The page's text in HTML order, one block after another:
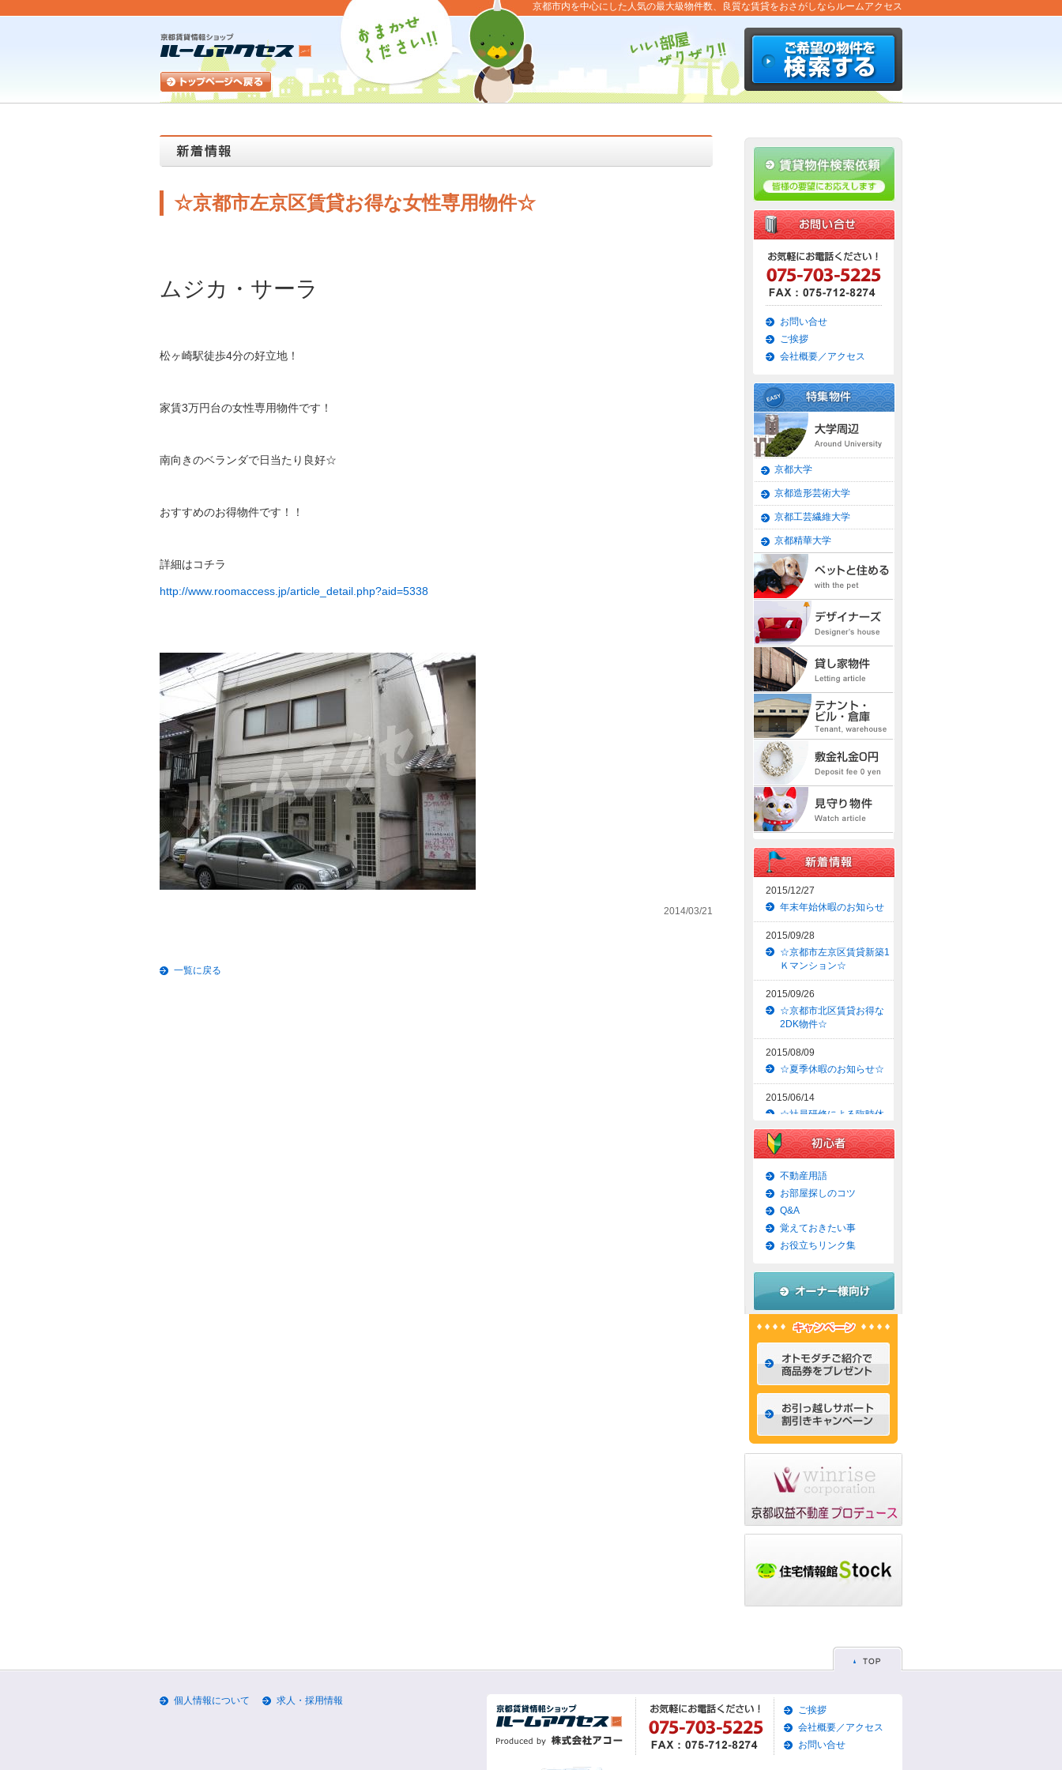
京都市内を中心にした人気の最大級物件数、良質な賃貸をおさがしならルームアクセス
☆京都市左京区賃貸お得な女性専用物件☆
ムジカ・サーラ
松ヶ崎駅徒歩4分の好立地！
家賃3万円台の女性専用物件です！
南向きのベランダで日当たり良好☆
おすすめのお得物件です！！
詳細はコチラ
http://www.roomaccess.jp/article_detail.php?aid=5338
2014/03/21
一覧に戻る
お問い合せ
ご挨拶
会社概要／アクセス
京都大学
京都造形芸術大学
京都工芸繊維大学
京都精華大学
2015/12/27
年末年始休暇のお知らせ
2015/09/28
☆京都市左京区賃貸新築1
Ｋマンション☆
2015/09/26
☆京都市北区賃貸お得な
2DK物件☆
2015/08/09
☆夏季休暇のお知らせ☆
2015/06/14
☆社員研修による臨時休
業のお知らせ☆
2015/06/09
☆京都市上京区賃貸お得
な1ＬＤＫマンション☆
2015/06/07
☆京都市左京区賃貸お得
な1Ｋマンション☆
2015/06/02
☆京都市左京区賃貸お得
2015/05/31
な1ＬＤＫマンション☆
☆京都市左京区賃貸おし
ゃれなデザイナーズマン
ション☆
☆京都市左京区賃貸お得
な1ＬＤＫ物件☆
2015/05/28
☆京都市東山区賃貸お得
2015/05/26
な1Ｋマンション☆
物件☆
2015/05/19
☆京都市左京区賃貸築浅1
Ｋマンション☆
2015/05/17
不動産用語
お部屋探しのコツ
Q&A
覚えておきたい事
お役立ちリンク集
個人情報について
求人・採用情報
ご挨拶
会社概要／アクセス
お問い合せ